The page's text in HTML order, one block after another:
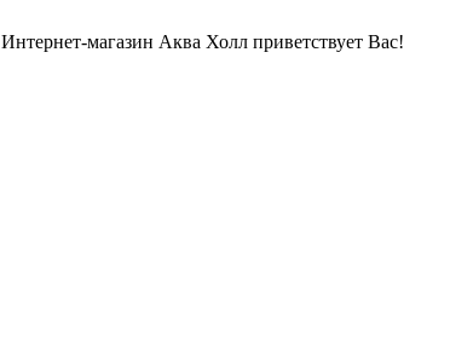
Интернет-магазин Аква Холл приветствует Вас!